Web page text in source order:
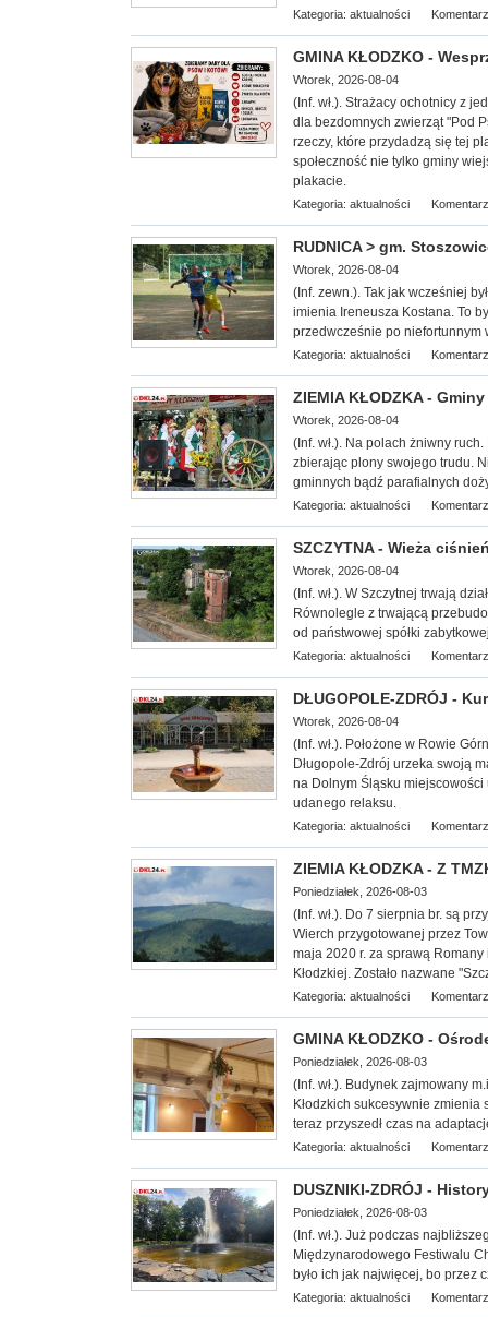
Kategoria: aktualności
GMINA KŁODZKO -
Wtorek, 2026-08-04
(Inf. wł.). Strażacy ochotnicy z
dla bezdomnych zwierząt "Pod
rzeczy, które przydadzą się tej
społeczność nie tylko gminy
plakacie.
Kategoria: aktualności
RUDNICA > gm.
Wtorek, 2026-08-04
(Inf. zewn.). Tak jak wcześniej
imienia Ireneusza Kostana. To
przedwcześnie po niefortunnym
Kategoria: aktualności
ZIEMIA KŁODZKA -
Wtorek, 2026-08-04
(Inf. wł.). Na polach żniwny ruch.
zbierając plony swojego trudu.
gminnych bądź parafialnych
Kategoria: aktualności
SZCZYTNA - Wieża
Wtorek, 2026-08-04
(Inf. wł.). W Szczytnej trwają
Równolegle z trwającą
od państwowej spółki
Kategoria: aktualności
DŁUGOPOLE-ZDRÓJ -
Wtorek, 2026-08-04
(Inf. wł.). Położone w Rowie
Długopole-Zdrój urzeka swoją
na Dolnym Śląsku
udanego relaksu.
Kategoria: aktualności
ZIEMIA KŁODZKA - Z
Poniedziałek, 2026-08-03
(Inf. wł.). Do 7 sierpnia br. są
Wierch przygotowanej przez
maja 2020 r. za sprawą Romany
Kłodzkiej. Zostało nazwane
Kategoria: aktualności
GMINA KŁODZKO -
Poniedziałek, 2026-08-03
(Inf. wł.). Budynek zajmowany
Kłodzkich su kcesywnie zmienia
teraz przyszedł czas na
Kategoria: aktualności
DUSZNIKI-ZDRÓJ -
Poniedziałek, 2026-08-03
(Inf. wł.). Już podczas
Międzynarodowego Festiwalu
było ich jak najwięcej, bo przez
Kategoria: aktualności